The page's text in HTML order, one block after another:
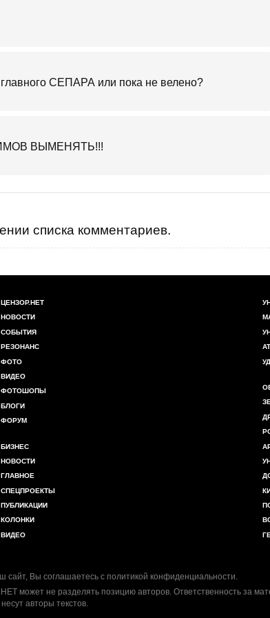
главного СЕПАРА или пока не велено?
ВЫМЕНЯТЬ!!!
списка комментариев.
ЦЕНЗОР.НЕТ
НОВОСТИ
СОБЫТИЯ
РЕЗОНАНС
ФОТО
ВИДЕО
ФОТОШОПЫ
БЛОГИ
ФОРУМ
БИЗНЕС
НОВОСТИ
ГЛАВНОЕ
СПЕЦПРОЕКТЫ
ПУБЛИКАЦИИ
КОЛОНКИ
ВИДЕО
сайт, Вы соглашаетесь с политикой конфиденциальности.
может не разделять позицию авторов. Ответственность за
авторы текстов.